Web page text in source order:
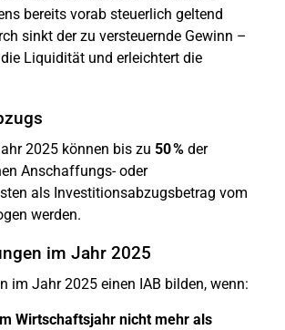
bereits vorab steuerlich geltend
sinkt der zu versteuernde Gewinn –
Liquidität und erleichtert die
2025 können bis zu 50 % der
Anschaffungs- oder
als Investitionsabzugsbetrag vom
werden.
im Jahr 2025
im Jahr 2025 einen IAB bilden, wenn:
Wirtschaftsjahr nicht mehr als